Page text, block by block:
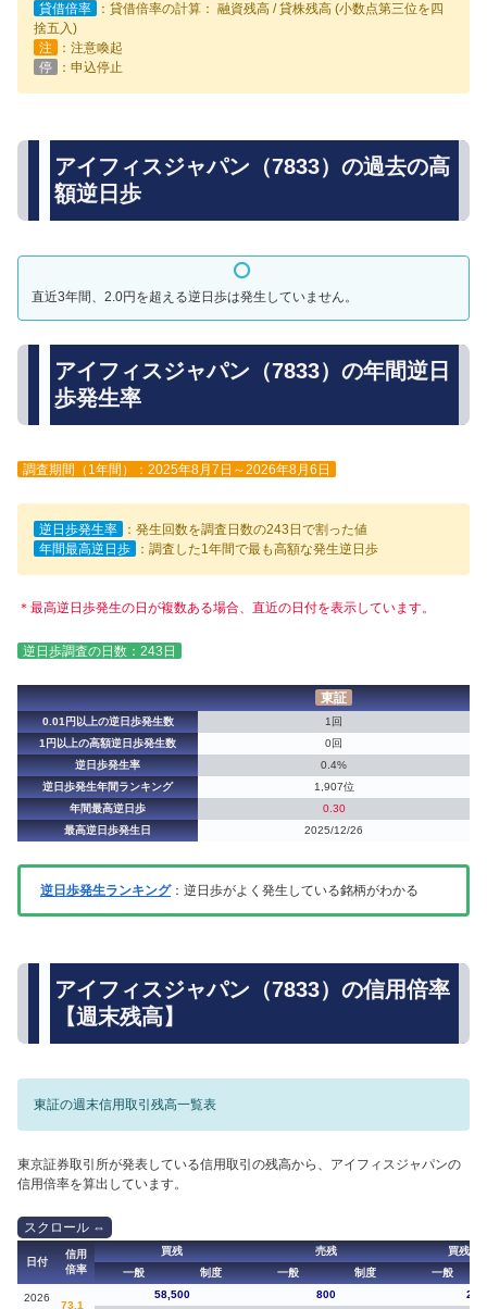
貸借倍率
：貸借倍率の計算： 融資残高 / 貸株残高 (小数点第三位を四
捨五入)
注
：注意喚起
停
：申込停止
アイフィスジャパン（7833）の過去の高
額逆日歩
直近3年間、2.0円を超える逆日歩は発生していません。
アイフィスジャパン（7833）の年間逆日
歩発生率
調査期間（1年間）：2025年8月7日～2026年8月6日
逆日歩発生率
：発生回数を調査日数の243日で割った値
年間最高逆日歩
：調査した1年間で最も高額な発生逆日歩
＊最高逆日歩発生の日が複数ある場合、直近の日付を表示しています。
逆日歩調査の日数：243日
東証
0.01円以上の逆日歩発生数
1回
1円以上の高額逆日歩発生数
0回
逆日歩発生率
0.4%
逆日歩発生年間ランキング
1,907位
年間最高逆日歩
0.30
最高逆日歩発生日
2025/12/26
逆日歩発生ランキング：逆日歩がよく発生している銘柄がわかる
アイフィスジャパン（7833）の信用倍率
【週末残高】
東証の週末信用取引残高一覧表
東京証券取引所が発表している信用取引の残高から、アイフィスジャパンの
信用倍率を算出しています。
日付
信用
倍率
買残 売残
買残（
一般
制度 一般 制度 一般
2026
73.1
58,500 800